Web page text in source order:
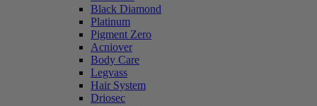
Black Diamond
Platinum
Pigment Zero
Acniover
Body Care
Legvass
Hair System
Driosec